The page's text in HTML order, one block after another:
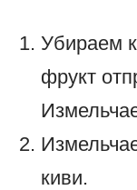
Убираем
фрукт
киви.